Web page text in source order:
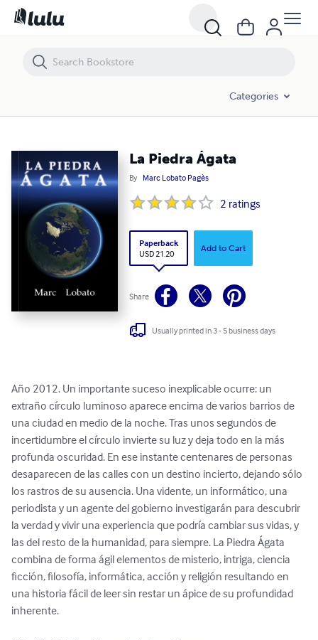
Categories
La Piedra Ágata
By Marc Lobato Pagès
2 ratings
Paperback
USD 21.20
Add to Cart
Share
Usually printed in 3 - 5 business days
Año 2012. Un importante suceso inexplicable ocurre: un
extraño círculo luminoso aparece encima de varios barrios de
una ciudad en medio de la noche. Tras unos segundos de
incertidumbre el círculo invierte su luz y deja todo en la más
profunda oscuridad. En ese instante centenares de personas
desaparecen de las calles con un destino incierto, dejando sólo
los rastros de su ausencia. Una vidente, un informático, una
periodista y un agente del gobierno investigarán para descubrir
la verdad y vivir una experiencia que podría cambiar sus vidas, y
las del resto de la humanidad, para siempre. La Piedra Ágata
combina de forma ágil elementos de misterio, intriga, ciencia
ficción, filosofía, informática, acción y religión resultando en
una historia fácil de leer sin restar un ápice de su profundidad
inherente.
La Piedra Ágata